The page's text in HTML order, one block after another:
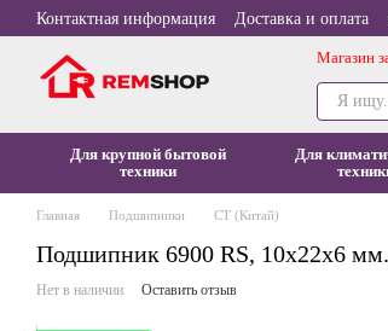
Перейти к основному контенту
Контактная информация Доставка и оплата
Магазин
Для крупной бытовой
техники
Для
Главная Подшипники СT (Китай)
Подшипник 6900 RS, 10x22x6
Нет в наличии Оставить отзыв